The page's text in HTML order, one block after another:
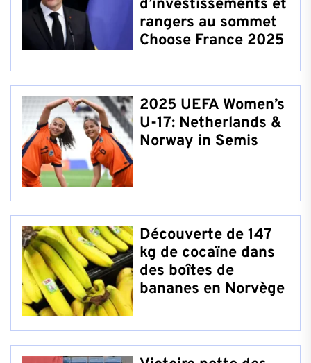
d’investissements ét
rangers au sommet
Choose France 2025
2025 UEFA Women’s
U-17: Netherlands &
Norway in Semis
Découverte de 147
kg de cocaïne dans
des boîtes de
bananes en Norvège